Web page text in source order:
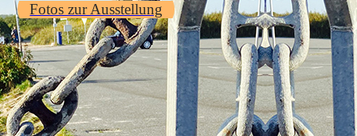
Fotos zur Ausstellung